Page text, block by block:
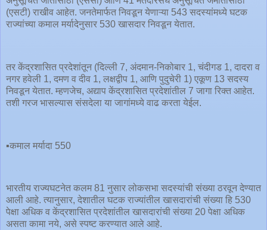
(एसटी) राखीव आहेत. जनतेमार्फत निवडून येणाऱ्या 543 सदस्यांमध्ये घटक
राज्यांच्या कमाल मर्यादेनुसार 530 खासदार निवडून येतात.
तर केंद्रशासित प्रदेशांतून (दिल्ली 7, अंदमान-निकोबार 1, चंदीगड 1, दादरा व
नगर हवेली 1, दमण व दीव 1, लक्षद्वीप 1, आणि पुदुचेरी 1) एकूण 13 सदस्य
निवडून येतात. म्हणजेच, अद्याप केंद्रशासित प्रदेशांतील 7 जागा रिक्त आहेत.
तशी गरज भासल्यास संसदेला या जागांमध्ये वाढ करता येईल.
▪️कमाल मर्यादा 550
भारतीय राज्यघटनेत कलम 81 नुसार लोकसभा सदस्यांची संख्या ठरवून देण्यात
आली आहे. त्यानुसार, देशातील घटक राज्यांतील खासदारांची संख्या हि 530
पेक्षा अधिक व केंद्रशासित प्रदेशांतील खासदारांची संख्या 20 पेक्षा अधिक
असता कामा नये, असे स्पष्ट करण्यात आले आहे.